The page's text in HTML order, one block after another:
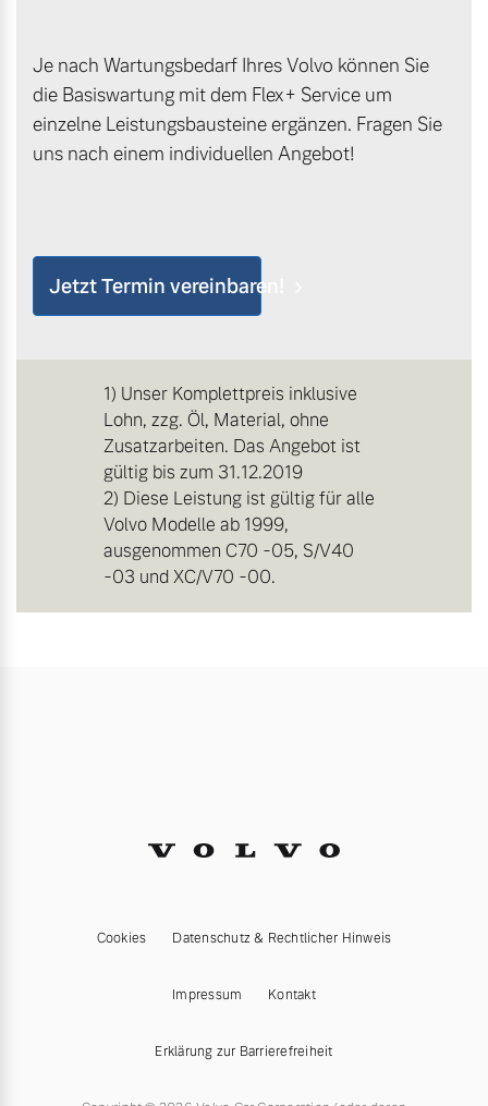
Je nach Wartungsbedarf Ihres Volvo können Sie
die Basiswartung mit dem Flex+ Service um
einzelne Leistungsbausteine ergänzen. Fragen Sie
uns nach einem individuellen Angebot!
Jetzt Termin vereinbaren!
1) Unser Komplettpreis inklusive
Lohn, zzg. Öl, Material, ohne
Zusatzarbeiten. Das Angebot ist
gültig bis zum 31.12.2019
2) Diese Leistung ist gültig für alle
Volvo Modelle ab 1999,
ausgenommen C70 -05, S/V40
-03 und XC/V70 -00.
Cookies Datenschutz & Rechtlicher Hinweis
Impressum Kontakt
Erklärung zur Barrierefreiheit